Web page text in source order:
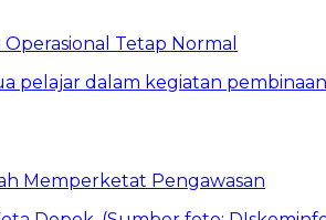
Tetap Normal
Memperketat Pengawasan